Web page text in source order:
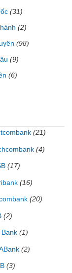
(31)
(2)
(98)
(9)
(6)
(21)
(4)
(17)
(16)
(20)
(2)
Bank (1)
(2)
(3)